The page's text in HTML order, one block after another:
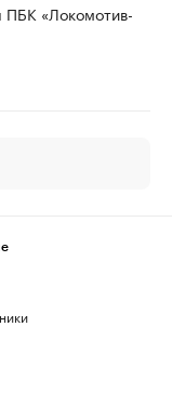
ПБК «Локомотив-